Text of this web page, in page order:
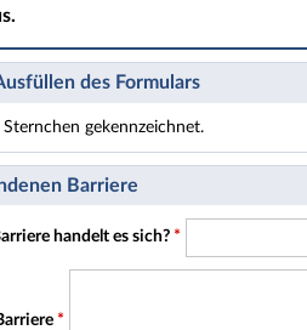
des Formulars
gekennzeichnet.
Pflichtfelder.
Barriere
handelt es sich? *
*